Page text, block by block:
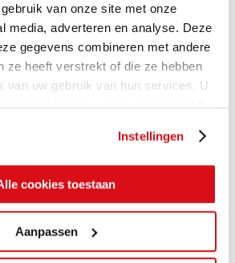
van onze site met onze
media, adverteren en analyse. Deze
gegevens combineren met andere
ze heeft verstrekt of die ze hebben
van uw gebruik van hun services. U
cookies als u onze website blijft
Instellingen
cookies toestaan
Aanpassen